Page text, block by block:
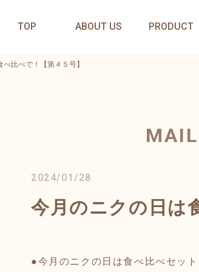
TOP ABOUT US PRODUCT
比べで！【第４５号】
2024/01/28
今月のニクの日は
●今月のニクの日は食べ比べセット